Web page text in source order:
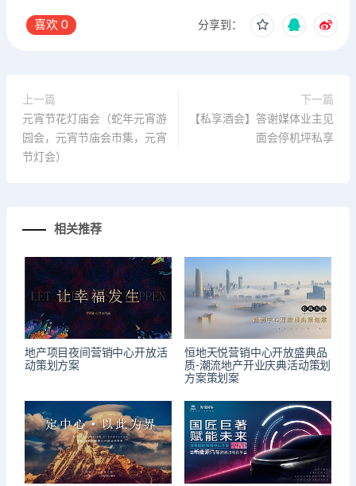
喜欢 0 分享到：
上一篇
元宵节花灯庙会（蛇年元宵游
园会，元宵节庙会市集，元宵
节灯会）
下一篇
【私享酒会】答谢媒体业主见
面会停机坪私享
相关推荐
地产项目夜间营销中心开放活
动策划方案
恒地天悦营销中心开放盛典品
质-潮流地产开业庆典活动策划
方案策划案